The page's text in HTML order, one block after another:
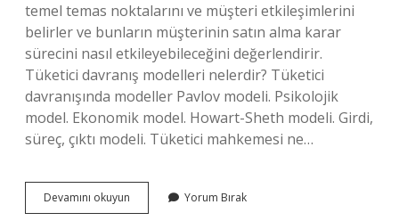
temel temas noktalarını ve müşteri etkileşimlerini
belirler ve bunların müşterinin satın alma karar
sürecini nasıl etkileyebileceğini değerlendirir.
Tüketici davranış modelleri nelerdir? Tüketici
davranışında modeller Pavlov modeli. Psikolojik
model. Ekonomik model. Howart-Sheth modeli. Girdi,
süreç, çıktı modeli. Tüketici mahkemesi ne…
Devamını okuyun
Karar
Yorum Bırak